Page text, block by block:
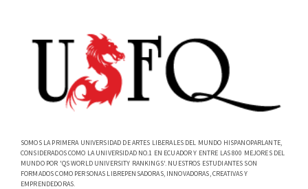
SOMOS LA PRIMERA UNIVERSIDAD DE ARTES LIBERALES DEL MUNDO HISPANOPARLANTE,
CONSIDERADOS COMO LA UNIVERSIDAD NO.1 EN ECUADOR Y ENTRE LAS 800 MEJORES DEL
MUNDO POR 'QS WORLD UNIVERSITY RANKINGS'. NUESTROS ESTUDIANTES SON
FORMADOS COMO PERSONAS LIBREPENSADORAS, INNOVADORAS, CREATIVAS Y
EMPRENDEDORAS.